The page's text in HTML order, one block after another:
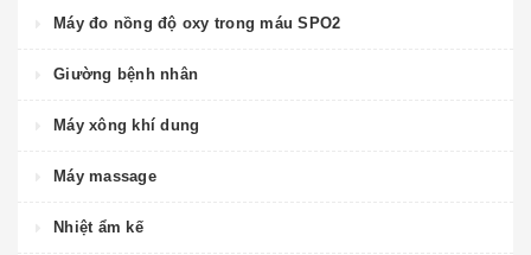
Máy đo nồng độ oxy trong máu SPO2
Giường bệnh nhân
Máy xông khí dung
Máy massage
Nhiệt ẩm kế